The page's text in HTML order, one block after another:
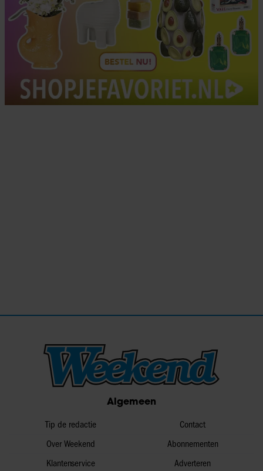
Algemeen
Tip de redactie
Over Weekend
Klantenservice
Contact
Abonnementen
Adverteren